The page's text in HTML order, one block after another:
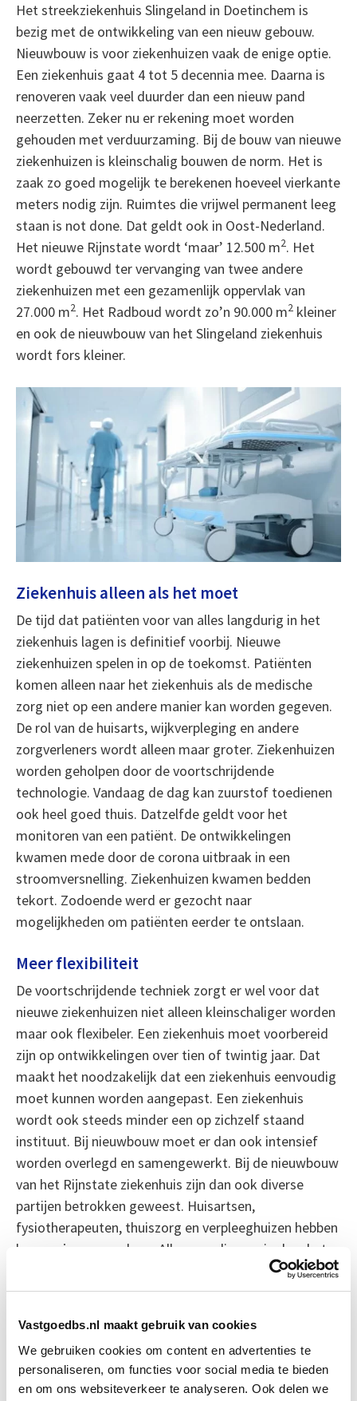
Vastgoedbs.nl maakt gebruik van cookies
We gebruiken cookies om content en advertenties te
personaliseren, om functies voor social media te bieden
en om ons websiteverkeer te analyseren. Ook delen we
Het streekziekenhuis Slingeland in Doetinchem is
bezig met de ontwikkeling van een nieuw gebouw.
Nieuwbouw is voor ziekenhuizen vaak de enige optie.
Een ziekenhuis gaat 4 tot 5 decennia mee. Daarna is
renoveren vaak veel duurder dan een nieuw pand
neerzetten. Zeker nu er rekening moet worden
gehouden met verduurzaming. Bij de bouw van nieuwe
ziekenhuizen is kleinschalig bouwen de norm. Het is
zaak zo goed mogelijk te berekenen hoeveel vierkante
meters nodig zijn. Ruimtes die vrijwel permanent leeg
staan is not done. Dat geldt ook in Oost-Nederland.
Het nieuwe Rijnstate wordt ‘maar’ 12.500 m2. Het
wordt gebouwd ter vervanging van twee andere
ziekenhuizen met een gezamenlijk oppervlak van
27.000 m2. Het Radboud wordt zo’n 90.000 m2kleiner
en ook de nieuwbouw van het Slingeland ziekenhuis
wordt fors kleiner.
Ziekenhuis alleen als het moet
De tijd dat patiënten voor van alles langdurig in het
ziekenhuis lagen is definitief voorbij. Nieuwe
ziekenhuizen spelen in op de toekomst. Patiënten
komen alleen naar het ziekenhuis als de medische
zorg niet op een andere manier kan worden gegeven.
De rol van de huisarts, wijkverpleging en andere
zorgverleners wordt alleen maar groter. Ziekenhuizen
worden geholpen door de voortschrijdende
technologie. Vandaag de dag kan zuurstof toedienen
ook heel goed thuis. Datzelfde geldt voor het
monitoren van een patiënt. De ontwikkelingen
kwamen mede door de corona uitbraak in een
stroomversnelling. Ziekenhuizen kwamen bedden
tekort. Zodoende werd er gezocht naar
mogelijkheden om patiënten eerder te ontslaan.
Meer flexibiliteit
De voortschrijdende techniek zorgt er wel voor dat
nieuwe ziekenhuizen niet alleen kleinschaliger worden
maar ook flexibeler. Een ziekenhuis moet voorbereid
zijn op ontwikkelingen over tien of twintig jaar. Dat
maakt het noodzakelijk dat een ziekenhuis eenvoudig
moet kunnen worden aangepast. Een ziekenhuis
wordt ook steeds minder een op zichzelf staand
instituut. Bij nieuwbouw moet er dan ook intensief
worden overlegd en samengewerkt. Bij de nieuwbouw
van het Rijnstate ziekenhuis zijn dan ook diverse
partijen betrokken geweest. Huisartsen,
fysiotherapeuten, thuiszorg en verpleeghuizen hebben
hun zegje mogen doen. Alleen op die manier kan het
‘ziekenhuis van de toekomst’ vorm krijgen.
Boeiend verhaal? Duik dan eens
in deze opleidingen: